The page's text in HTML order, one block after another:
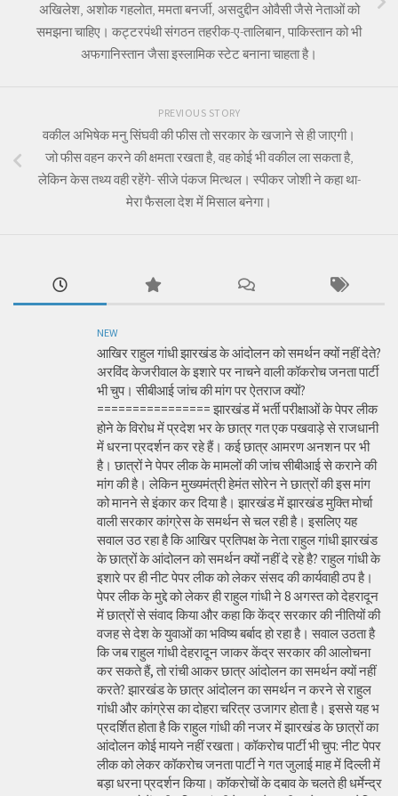
अखिलेश, अशोक गहलोत, ममता बनर्जी, असदुद्दीन ओवैसी जैसे नेताओं को
समझना चाहिए। कट्टरपंथी संगठन तहरीक-ए-तालिबान, पाकिस्तान को भी
अफगानिस्तान जैसा इस्लामिक स्टेट बनाना चाहता है।
PREVIOUS STORY
वकील अभिषेक मनु सिंघवी की फीस तो सरकार के खजाने से ही जाएगी।
जो फीस वहन करने की क्षमता रखता है, वह कोई भी वकील ला सकता है,
लेकिन केस तथ्य वही रहेंगे- सीजे पंकज मित्थल। स्पीकर जोशी ने कहा था-
मेरा फैसला देश में मिसाल बनेगा।
NEW
आखिर राहुल गांधी झारखंड के आंदोलन को समर्थन क्यों नहीं देते?
अरविंद केजरीवाल के इशारे पर नाचने वाली कॉकरोच जनता पार्टी
भी चुप। सीबीआई जांच की मांग पर ऐतराज क्यों?
================ झारखंड में भर्ती परीक्षाओं के पेपर लीक
होने के विरोध में प्रदेश भर के छात्र गत एक पखवाड़े से राजधानी
में धरना प्रदर्शन कर रहे हैं। कई छात्र आमरण अनशन पर भी
है। छात्रों ने पेपर लीक के मामलों की जांच सीबीआई से कराने की
मांग की है। लेकिन मुख्यमंत्री हेमंत सोरेन ने छात्रों की इस मांग
को मानने से इंकार कर दिया है। झारखंड में झारखंड मुक्ति मोर्चा
वाली सरकार कांग्रेस के समर्थन से चल रही है। इसलिए यह
सवाल उठ रहा है कि आखिर प्रतिपक्ष के नेता राहुल गांधी झारखंड
के छात्रों के आंदोलन को समर्थन क्यों नहीं दे रहे है? राहुल गांधी के
इशारे पर ही नीट पेपर लीक को लेकर संसद की कार्यवाही ठप है।
पेपर लीक के मुद्दे को लेकर ही राहुल गांधी ने 8 अगस्त को देहरादून
में छात्रों से संवाद किया और कहा कि केंद्र सरकार की नीतियों की
वजह से देश के युवाओं का भविष्य बर्बाद हो रहा है। सवाल उठता है
कि जब राहुल गांधी देहरादून जाकर केंद्र सरकार की आलोचना
कर सकते हैं, तो रांची आकर छात्र आंदोलन का समर्थन क्यों नहीं
करते? झारखंड के छात्र आंदोलन का समर्थन न करने से राहुल
गांधी और कांग्रेस का दोहरा चरित्र उजागर होता है। इससे यह भ
प्रदर्शित होता है कि राहुल गांधी की नजर में झारखंड के छात्रों का
आंदोलन कोई मायने नहीं रखता। कॉकरोच पार्टी भी चुप: नीट पेपर
लीक को लेकर कॉकरोच जनता पार्टी ने गत जुलाई माह में दिल्ली में
बड़ा धरना प्रदर्शन किया। कॉकरोचों के दबाव के चलते ही धर्मेन्द्र